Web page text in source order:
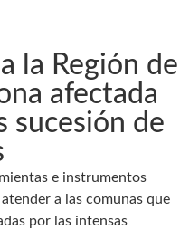
la Región de
afectada
sucesión de
e instrumentos
a las comunas que
por las intensas